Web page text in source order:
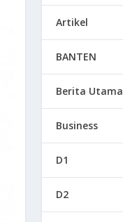
Artikel
BANTEN
Berita Utama
Business
D1
D2